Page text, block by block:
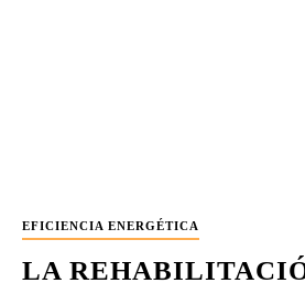
EFICIENCIA ENERGÉTICA
LA